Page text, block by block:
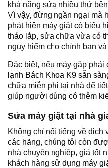
khả năng sửa nhiều thứ
Vì vậy, đừng ngần ngại mà
phát hiện máy giặt có biểu
tháo lắp, sửa chữa vừa có
nguy hiểm cho chính bạn
Đặc biệt, nếu máy gặp phải
lạnh Bách Khoa K9 sẵn
chữa miễn phí tại nhà để
giúp người dùng có thêm
Sửa máy giặt tại nhà
Không chỉ nổi tiếng về dịch
các hãng, chúng tôi còn
nhà chuyên nghiệp, giá tốt
khách hàng sử dụng máy